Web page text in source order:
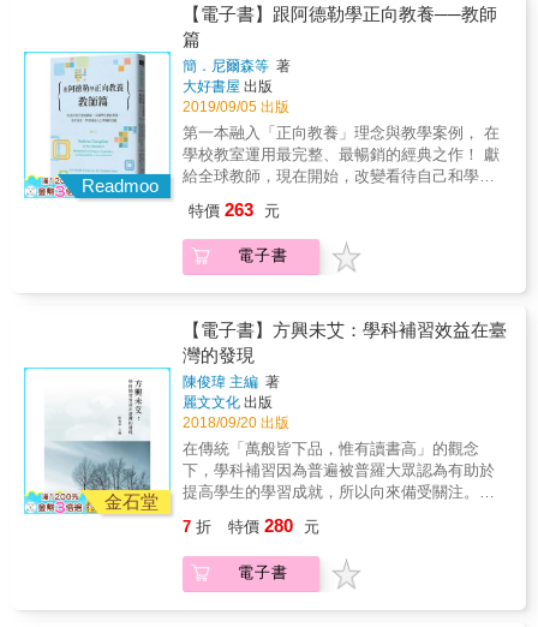
創造一個正向積極的環境，引導孩子熱衷學
習？ 首先，你必須成為一位溫和堅定的教師。
「正向教養」創始人──簡．尼爾森博士與琳．
洛特 攜手創立「正向教養學校講師認證培訓工
作坊」， 分享全球教師在教室運用正向教養的
成功經驗， 為每一位徬徨卻充滿熱忱的教師提
供明確指引。 在現今的教學環境裡，老師不僅
要跟各種電子產品競爭學生的注意力，更迫切
需要的，是如何引發學生的學習興趣，教導問
題解決技巧，並創造優質的學習環境。將「主
養精神落實於校園中，是讓學生在安全的環境
中犯錯，並從錯誤中記取經驗，積極學習創造
成功人生所需的技能。數十年來，在世界各地
書集結來自全球幼兒園到高中教師實際運用
「正向教養」的案例、方法和成功經驗，期待
更多教師將它應用於校園和班級中，創造充滿
活力與成就感的學習環境！ ◎你是一位怎樣的
老師？領導風格牽動管理班級的成效 身為一位
教師，你總是在太寬鬆和太嚴厲之間搖擺不
定？不知該如何在課堂上「讓學生聽話」？你
遇到挑戰體制、不在意獎賞的孩子，無計可
生，你總是左右為難？你明白自己是怎樣的管
本書邀請老師們想像一下，在教學現場，你最
想避免處理的是：痛苦與壓力、拒絕與麻煩、
無意義與不重要、批評與嘲笑？這意味著你是
Readmoo
【電子書】跟阿德勒學正向教養──教師
篇
簡．尼爾森等 著
大好書屋 出版
2019/09/05 出版
第一本融入「正向教養」理念與教學案例， 在
學校教室運用最完整、最暢銷的經典之作！ 獻
給全球教師，現在開始，改變看待自己和學生
重與互助氛圍的教室！ 每位教育工作者都該人
手一本！ 阿德勒說：「一名教育者最重要的工
作，就是確保沒有任何孩子在學校裡感到氣
創造一個正向積極的環境，引導孩子熱衷學
習？ 首先，你必須成為一位溫和堅定的教師。
「正向教養」創始人──簡．尼爾森博士與琳．
洛特 攜手創立「正向教養學校講師認證培訓工
作坊」， 分享全球教師在教室運用正向教養的
成功經驗， 為每一位徬徨卻充滿熱忱的教師提
供明確指引。 在現今的教學環境裡，老師不僅
要跟各種電子產品競爭學生的注意力，更迫切
需要的，是如何引發學生的學習興趣，教導問
題解決技巧，並創造優質的學習環境。將「主
養精神落實於校園中，是讓學生在安全的環境
中犯錯，並從錯誤中記取經驗，積極學習創造
成功人生所需的技能。數十年來，在世界各地
特價 263 元
電子書
金石堂
【電子書】方興未艾：學科補習效益在臺
灣的發現
陳俊瑋 主編 著
麗文文化 出版
2018/09/20 出版
在傳統「萬般皆下品，惟有讀書高」的觀念
下，學科補習因為普遍被普羅大眾認為有助於
提高學生的學習成就，所以向來備受關注。學
純粹為了升學；現在，目的更多。或許提高學
習成就仍是學生學科補習的主要目的，但不可
諱言的，學生上補習班的年齡層正不斷地向上
7 折 特價 280 元
電子書